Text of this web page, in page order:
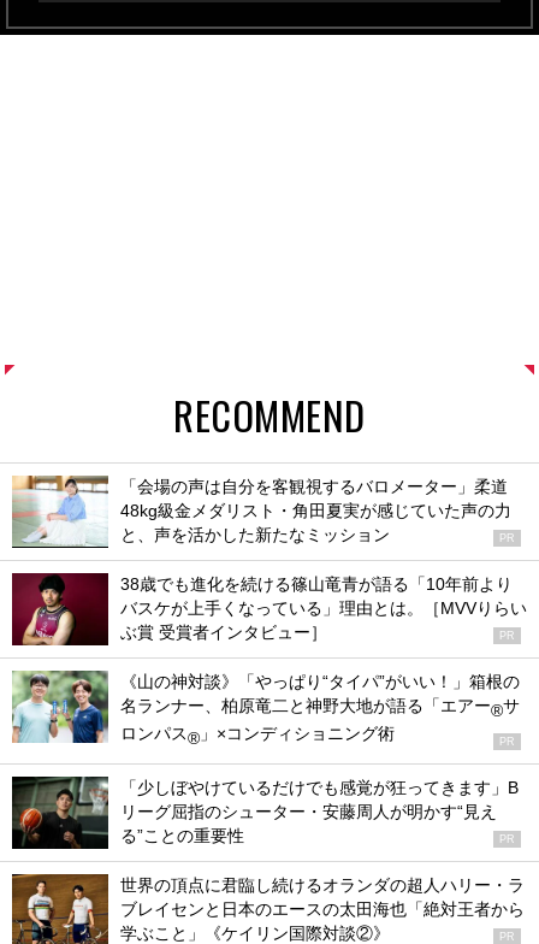
RECOMMEND
「会場の声は自分を客観視するバロメーター」柔道
48kg級金メダリスト・角田夏実が感じていた声の力
と、声を活かした新たなミッション
PR
38歳でも進化を続ける篠山竜青が語る「10年前より
バスケが上手くなっている」理由とは。［MVVりらい
ぶ賞 受賞者インタビュー］
PR
《山の神対談》「やっぱり“タイパ”がいい！」箱根の
名ランナー、柏原竜二と神野大地が語る「エアー®サ
ロンパス® 」×コンディショニング術 PR
「少しぼやけているだけでも感覚が狂ってきます」B
リーグ屈指のシューター・安藤周人が明かす“見え
る”ことの重要性
PR
世界の頂点に君臨し続けるオランダの超人ハリー・ラ
ブレイセンと日本のエースの太田海也「絶対王者から
学ぶこと」《ケイリン国際対談②》
PR